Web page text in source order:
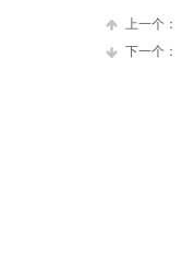
上一个：
下一个：